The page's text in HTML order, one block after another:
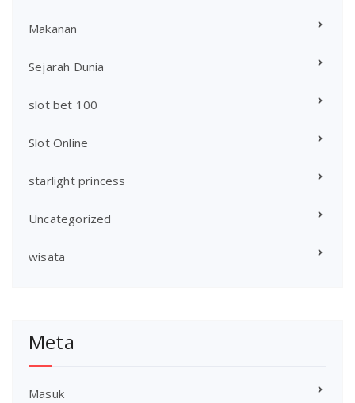
Makanan
Sejarah Dunia
slot bet 100
Slot Online
starlight princess
Uncategorized
wisata
Meta
Masuk